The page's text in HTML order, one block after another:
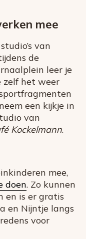
mee
van
de
leer je
zelf het weer
een kijkje in
van
Kockelmann.
mee,
doen. Zo kunnen
en is er gratis
en Nijntje langs
voor